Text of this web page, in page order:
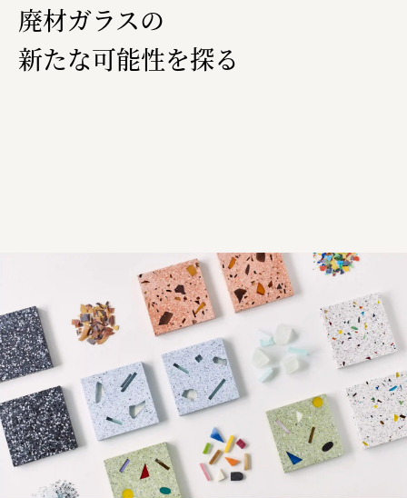
廃材ガラスの
新たな可能性を探る